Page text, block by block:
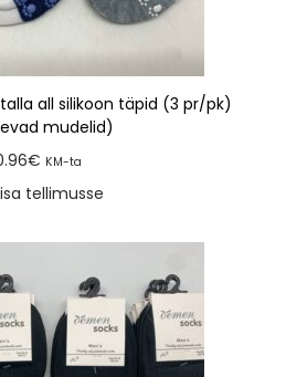
all silikoon täpid (3 pr/pk)
mudelid)
€ KM-ta
tellimusse